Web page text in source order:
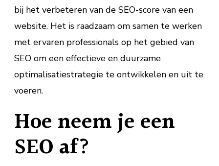
bij het verbeteren van de SEO-score van een
website. Het is raadzaam om samen te werken
met ervaren professionals op het gebied van
SEO om een effectieve en duurzame
optimalisatiestrategie te ontwikkelen en uit te
voeren.
Hoe neem je een
SEO af?